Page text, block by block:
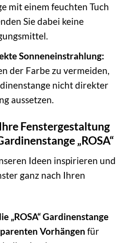
mit einem feuchten Tuch
Sie dabei keine
Sonneneinstrahlung:
der Farbe zu vermeiden,
nicht direkter
aussetzen.
Fenstergestaltung
„ROSA“
Ideen inspirieren und
ganz nach Ihren
„ROSA“ Gardinenstange
Vorhängen für